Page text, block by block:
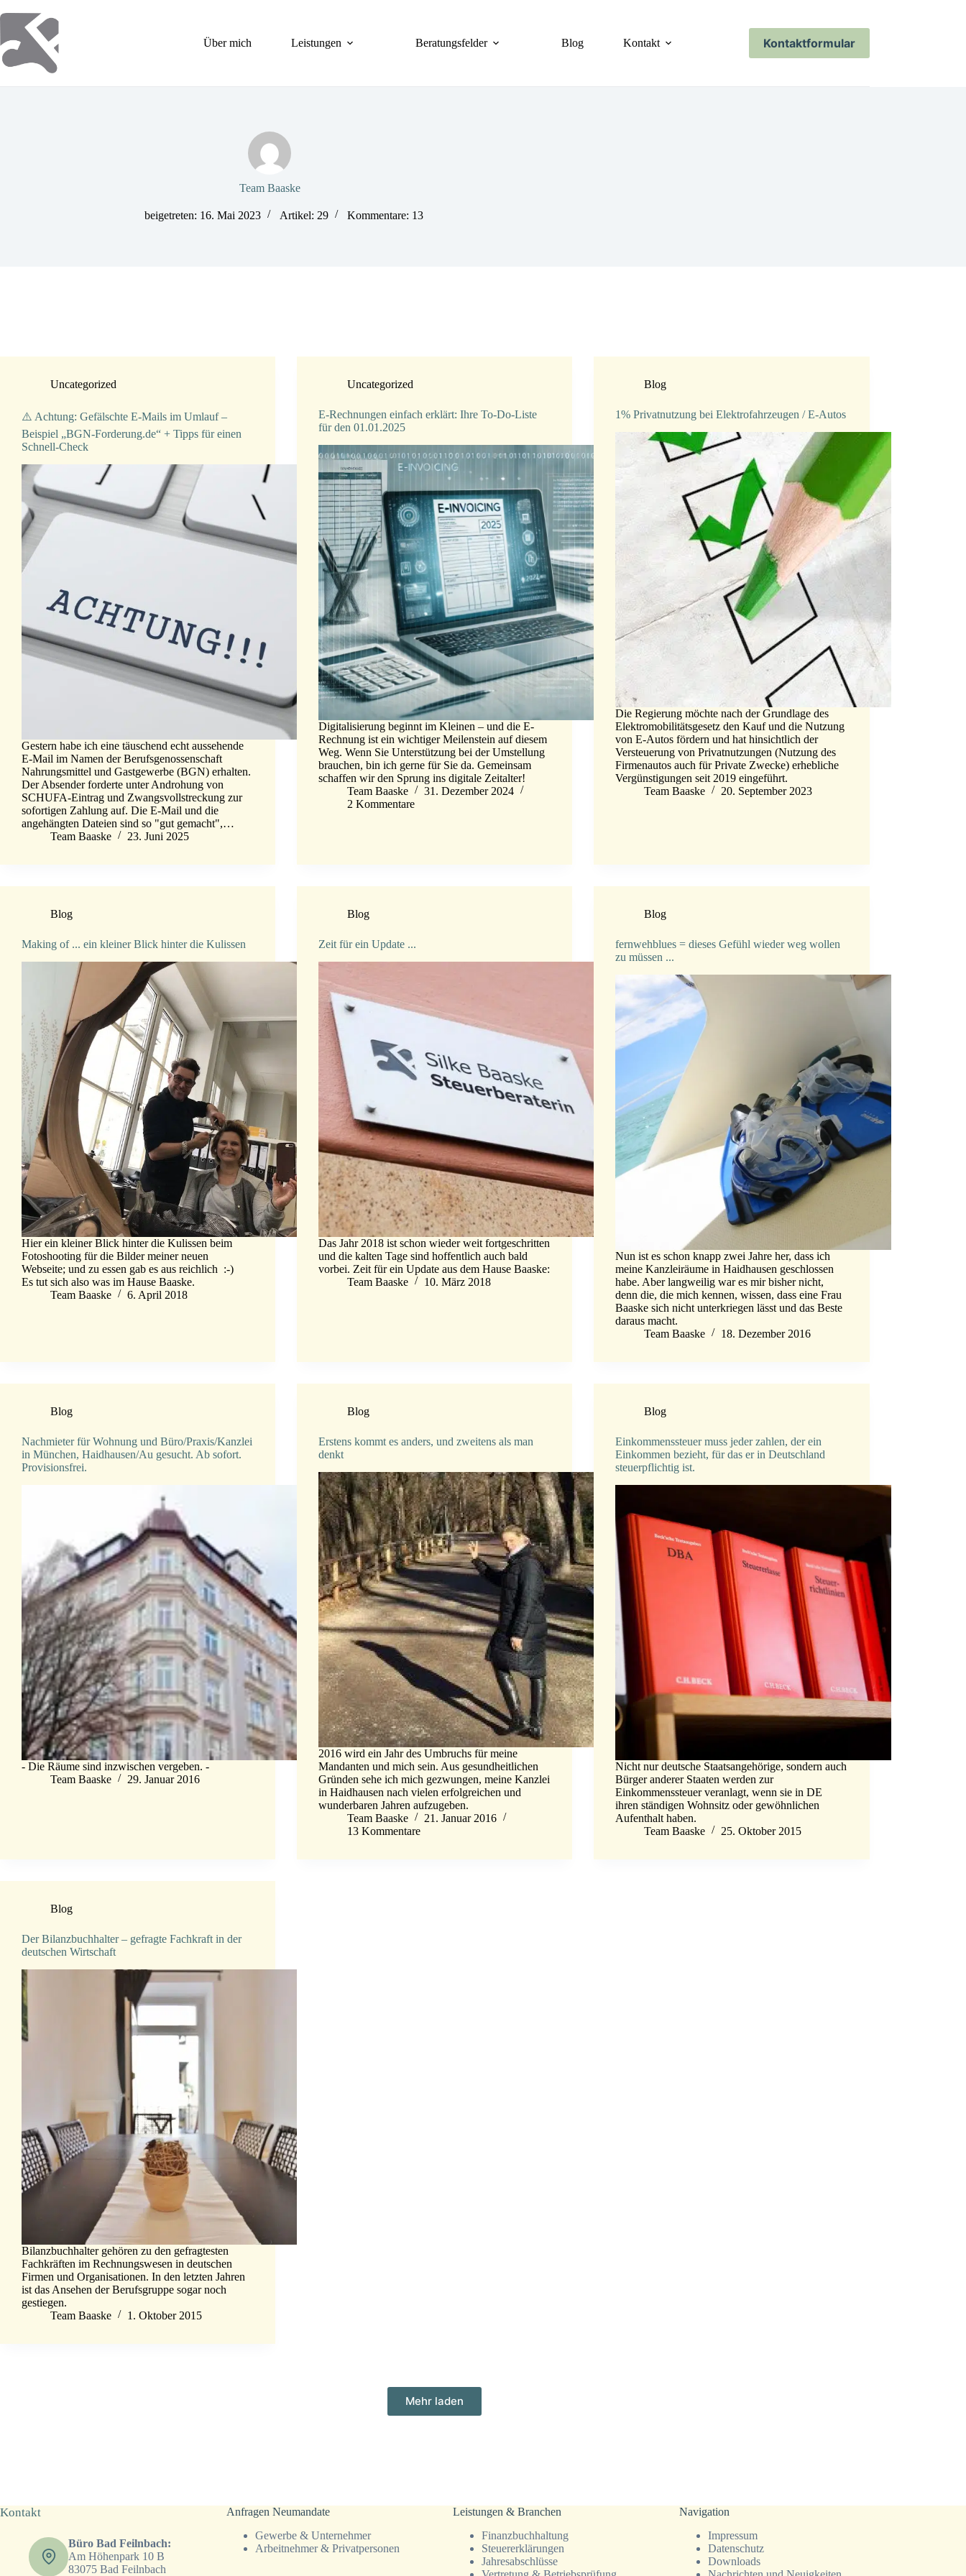
Inhalt
springen
Über mich
Leistungen Beratungsfelder Blog Kontakt Kontaktformular
Team Baaske
beigetreten: 16. Mai 2023 Artikel: 29 Kommentare: 13
Uncategorized
⚠️ Achtung: Gefälschte E-Mails im Umlauf –
Beispiel „BGN-Forderung.de“ + Tipps für einen
Schnell-Check
Gestern habe ich eine täuschend echt aussehende
E-Mail im Namen der Berufsgenossenschaft
Nahrungsmittel und Gastgewerbe (BGN) erhalten.
Der Absender forderte unter Androhung von
SCHUFA-Eintrag und Zwangsvollstreckung zur
sofortigen Zahlung auf. Die E-Mail und die
angehängten Dateien sind so "gut gemacht",…
Team Baaske
23. Juni 2025
Uncategorized
E-Rechnungen einfach erklärt: Ihre To-Do-Liste
für den 01.01.2025
Digitalisierung beginnt im Kleinen – und die E-
Rechnung ist ein wichtiger Meilenstein auf diesem
Weg. Wenn Sie Unterstützung bei der Umstellung
brauchen, bin ich gerne für Sie da. Gemeinsam
schaffen wir den Sprung ins digitale Zeitalter!
Team Baaske
31. Dezember 2024
2 Kommentare
Blog
1% Privatnutzung bei Elektrofahrzeugen / E-Autos
Die Regierung möchte nach der Grundlage des
Elektromobilitätsgesetz den Kauf und die Nutzung
von E-Autos fördern und hat hinsichtlich der
Versteuerung von Privatnutzungen (Nutzung des
Firmenautos auch für Private Zwecke) erhebliche
Vergünstigungen seit 2019 eingeführt.
Team Baaske
20. September 2023
Blog
Making of ... ein kleiner Blick hinter die Kulissen
Hier ein kleiner Blick hinter die Kulissen beim
Fotoshooting für die Bilder meiner neuen
Webseite; und zu essen gab es aus reichlich :-)
Es tut sich also was im Hause Baaske.
Team Baaske
6. April 2018
Blog
Zeit für ein Update ...
Das Jahr 2018 ist schon wieder weit fortgeschritten
und die kalten Tage sind hoffentlich auch bald
vorbei. Zeit für ein Update aus dem Hause Baaske:
Team Baaske
10. März 2018
Blog
fernwehblues = dieses Gefühl wieder weg wollen
zu müssen ...
Nun ist es schon knapp zwei Jahre her, dass ich
meine Kanzleiräume in Haidhausen geschlossen
habe. Aber langweilig war es mir bisher nicht,
denn die, die mich kennen, wissen, dass eine Frau
Baaske sich nicht unterkriegen lässt und das Beste
daraus macht.
Team Baaske
18. Dezember 2016
Blog
Nachmieter für Wohnung und Büro/Praxis/Kanzlei
in München, Haidhausen/Au gesucht. Ab sofort.
Provisionsfrei.
- Die Räume sind inzwischen vergeben. -
Team Baaske
29. Januar 2016
Blog
Erstens kommt es anders, und zweitens als man
denkt
2016 wird ein Jahr des Umbruchs für meine
Mandanten und mich sein. Aus gesundheitlichen
Gründen sehe ich mich gezwungen, meine Kanzlei
in Haidhausen nach vielen erfolgreichen und
wunderbaren Jahren aufzugeben.
Team Baaske
21. Januar 2016
13 Kommentare
Blog
Einkommenssteuer muss jeder zahlen, der ein
Einkommen bezieht, für das er in Deutschland
steuerpflichtig ist.
Nicht nur deutsche Staatsangehörige, sondern auch
Bürger anderer Staaten werden zur
Einkommenssteuer veranlagt, wenn sie in DE
ihren ständigen Wohnsitz oder gewöhnlichen
Aufenthalt haben.
Team Baaske
25. Oktober 2015
Blog
Der Bilanzbuchhalter – gefragte Fachkraft in der
deutschen Wirtschaft
Bilanzbuchhalter gehören zu den gefragtesten
Fachkräften im Rechnungswesen in deutschen
Firmen und Organisationen. In den letzten Jahren
ist das Ansehen der Berufsgruppe sogar noch
gestiegen.
Team Baaske
1. Oktober 2015
Mehr laden
Kontakt
Büro Bad Feilnbach:
Am Höhenpark 10 B
83075 Bad Feilnbach
Anfragen Neumandate
Gewerbe & Unternehmer
Arbeitnehmer & Privatpersonen
Leistungen & Branchen
Finanz­­buchhaltung
Steuer­erklärungen
Jahresab­schlüsse
Navigation
Impressum
Datenschutz
Downloads